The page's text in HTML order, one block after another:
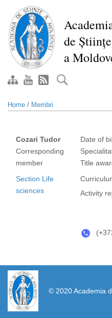
main
content
de Științe
a
Home / Membri
Cozari Tudor
Corresponding
member
Date of
Title
Section Life
sciences
Activity
© 2020 Academia
https://propletenie.ru/